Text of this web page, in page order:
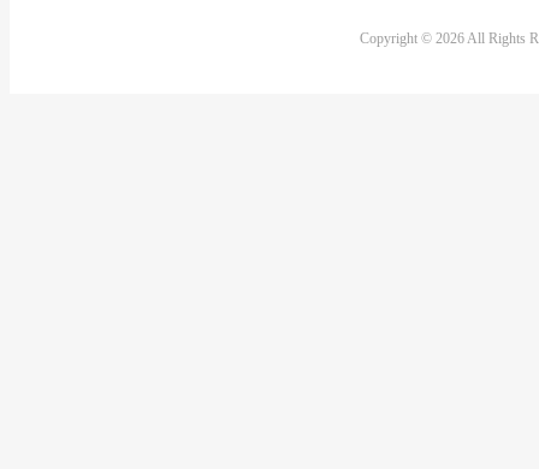
Copyright © 2026 All Rights